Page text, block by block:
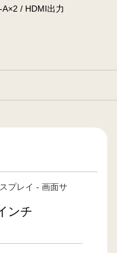
/ HDMI出力
プレイ - 画面サ
ンチ